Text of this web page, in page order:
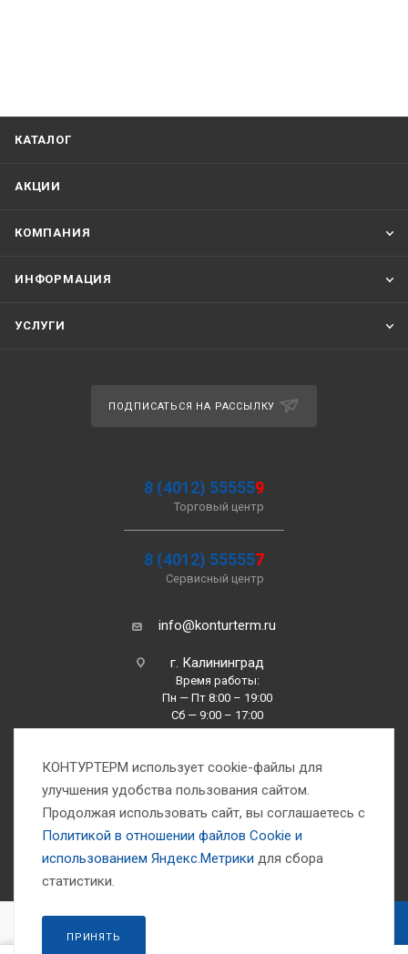
КАТАЛОГ
АКЦИИ
КОМПАНИЯ
ИНФОРМАЦИЯ
УСЛУГИ
ПОДПИСАТЬСЯ НА РАССЫЛКУ
8 (4012) 555559
Торговый центр
8 (4012) 555557
Сервисный центр
info@konturterm.ru
г. Калининград
Время работы:
Пн — Пт 8:00 – 19:00
Сб — 9:00 – 17:00
Вс —10:00 – 16:00
1993-2026 © Компания «Контуртерм» — инженерно-торговый центр
КОНТУРТЕРМ использует cookie-файлы для
улучшения удобства пользования сайтом.
Продолжая использовать сайт, вы соглашаетесь с
Политикой в отношении файлов Сookie и
использованием Яндекс.Метрики для сбора
статистики.
ПРИНЯТЬ